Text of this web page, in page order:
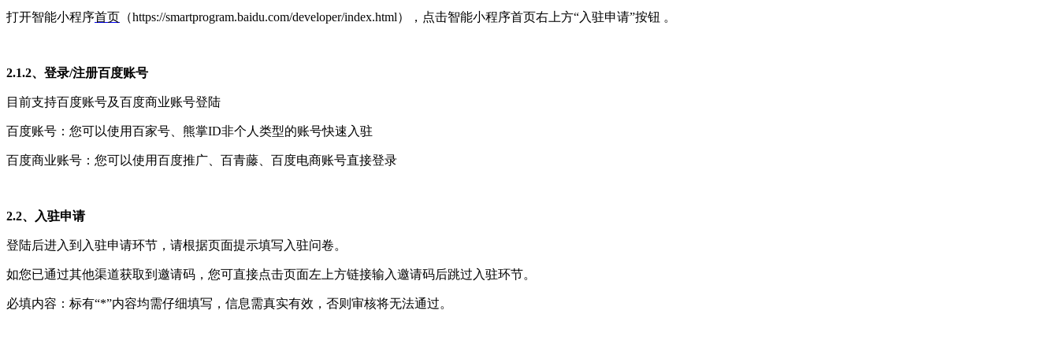
打开智能小程序首页 （https://smartprogram.baidu.com/developer/index.html），点击智能小程序首页右上方“入驻申请”按钮 。
2.1.2、登录/注册百度账号
目前支持百度账号及百度商业账号登陆
百度账号：您可以使用百家号、熊掌ID非个人类型的账号快速入驻
百度商业账号：您可以使用百度推广、百青藤、百度电商账号直接登录
2.2、 入驻申请
登陆后进入到入驻申请环节，请根据页面提示填写入驻问卷。
如您已通过其他渠道获取到邀请码，您可直接点击页面左上方链接输入邀请码后跳过入驻环节。
必填内容：标有“*”内容均需仔细填写，信息需真实有效，否则审核将无法通过。